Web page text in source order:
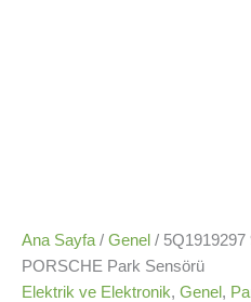
Ana Sayfa / Genel / 5Q1919297
PORSCHE Park Sensörü
Elektrik ve Elektronik, Genel ,